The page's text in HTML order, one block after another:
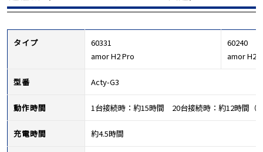
タイプ
60331
amor H2 Pro
60240
amor H2
型番 Acty-G3
動作時間 1台接続時：約15時間 20台接続時：約12時間（
充電時間 約4.5時間